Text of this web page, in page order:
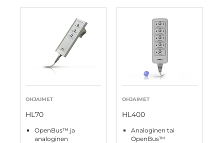
OHJAIMET
HL70
OpenBus™ ja
analoginen
OHJAIMET
HL400
Analoginen tai
OpenBus™